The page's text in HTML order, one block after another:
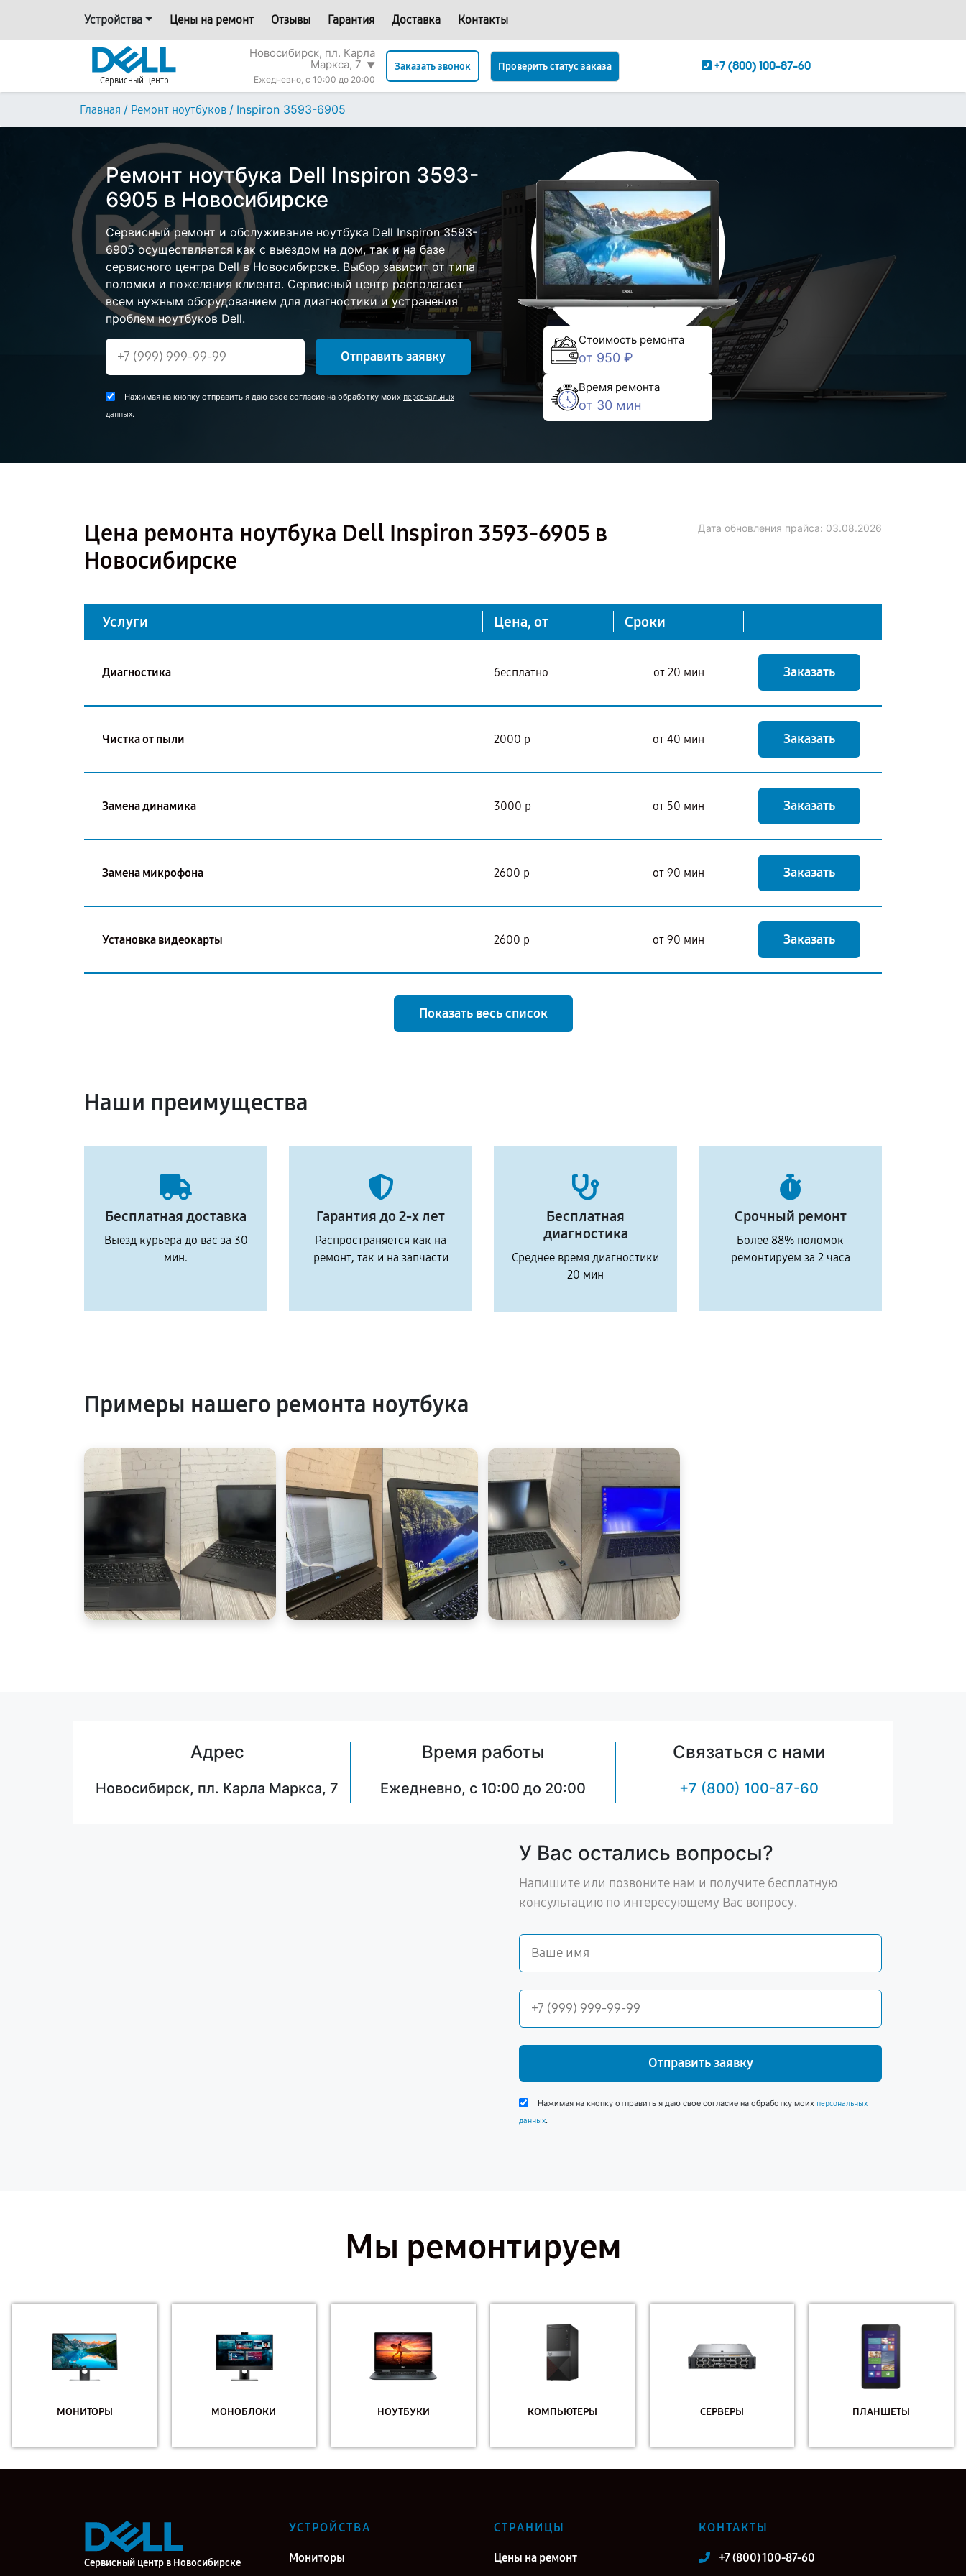
Устройства Цены на ремонт Отзывы Гарантия Доставка Контакты
Сервисный центр
Новосибирск, пл. Карла
Маркса, 7 ▼
Ежедневно, с 10:00 до 20:00
Заказать звонок Проверить статус заказа +7 (800) 100-87-60
Главная / Ремонт ноутбуков / Inspiron 3593-6905
Ремонт ноутбука Dell Inspiron 3593-
6905 в Новосибирске
Сервисный ремонт и обслуживание ноутбука Dell Inspiron 3593-
6905 осуществляется как с выездом на дом, так и на базе
сервисного центра Dell в Новосибирске. Выбор зависит от типа
поломки и пожелания клиента. Сервисный центр располагает
всем нужным оборудованием для диагностики и устранения
проблем ноутбуков Dell.
Отправить заявку
Нажимая на кнопку отправить я даю свое согласие на обработку моих персональных
данных.
Стоимость ремонта
от 950 ₽
Время ремонта
от 30 мин
Цена ремонта ноутбука Dell Inspiron 3593-6905 в
Новосибирске
Дата обновления прайса: 03.08.2026
Услуги Цена, от Сроки
Диагностика бесплатно от 20 мин Заказать
Чистка от пыли 2000 р от 40 мин Заказать
Замена динамика 3000 р от 50 мин Заказать
Замена микрофона 2600 р от 90 мин Заказать
Установка видеокарты 2600 р от 90 мин Заказать
Показать весь список
Наши преимущества
Бесплатная доставка
Выезд курьера до вас за 30
мин.
Гарантия до 2-х лет
Распространяется как на
ремонт, так и на запчасти
Бесплатная
диагностика
Среднее время диагностики
20 мин
Срочный ремонт
Более 88% поломок
ремонтируем за 2 часа
Примеры нашего ремонта ноутбука
Адрес
Новосибирск, пл. Карла Маркса, 7
Время работы
Ежедневно, с 10:00 до 20:00
Связаться с нами
+7 (800) 100-87-60
У Вас остались вопросы?
Напишите или позвоните нам и получите бесплатную
консультацию по интересующему Вас вопросу.
Отправить заявку
Нажимая на кнопку отправить я даю свое согласие на обработку моих персональных
данных.
Мы ремонтируем
МОНИТОРЫ МОНОБЛОКИ НОУТБУКИ КОМПЬЮТЕРЫ СЕРВЕРЫ ПЛАНШЕТЫ
Сервисный центр в Новосибирске
УСТРОЙСТВА
Мониторы
СТРАНИЦЫ
Цены на ремонт
КОНТАКТЫ
+7 (800) 100-87-60